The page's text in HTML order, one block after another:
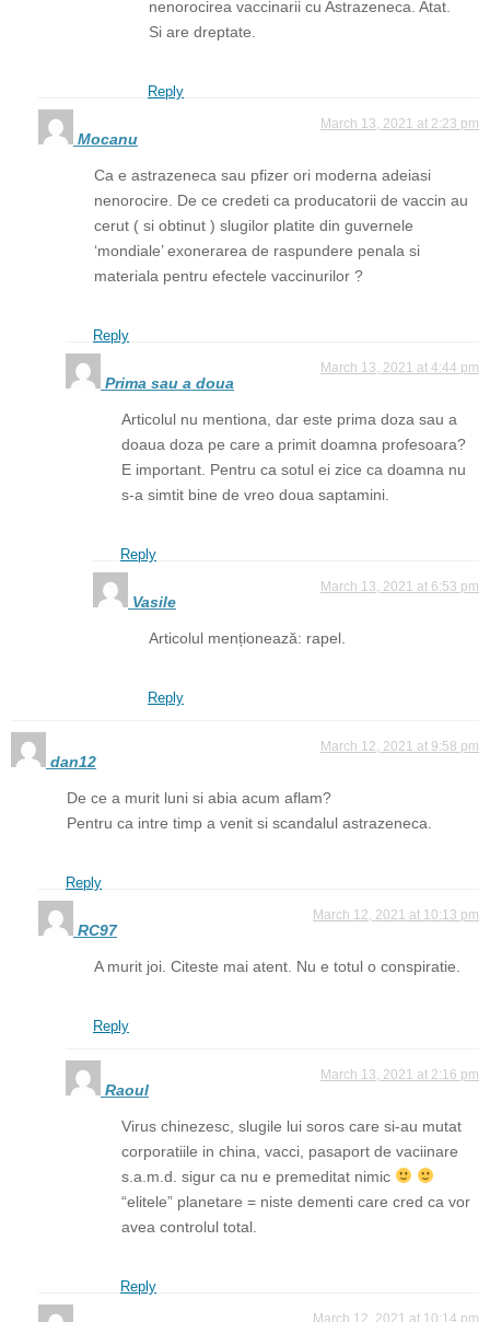
nenorocirea vaccinarii cu Astrazeneca. Atat.
Si are dreptate.
Reply
Mocanu
March 13, 2021 at 2:23 pm
Ca e astrazeneca sau pfizer ori moderna adeiasi
nenorocire. De ce credeti ca producatorii de vaccin au
cerut ( si obtinut ) slugilor platite din guvernele
‘mondiale’ exonerarea de raspundere penala si
materiala pentru efectele vaccinurilor ?
Reply
Prima sau a doua
March 13, 2021 at 4:44 pm
Articolul nu mentiona, dar este prima doza sau a
doaua doza pe care a primit doamna profesoara?
E important. Pentru ca sotul ei zice ca doamna nu
s-a simtit bine de vreo doua saptamini.
Reply
Vasile
March 13, 2021 at 6:53 pm
Articolul menționează: rapel.
Reply
dan12
March 12, 2021 at 9:58 pm
De ce a murit luni si abia acum aflam?
Pentru ca intre timp a venit si scandalul astrazeneca.
Reply
RC97
March 12, 2021 at 10:13 pm
A murit joi. Citeste mai atent. Nu e totul o conspiratie.
Reply
Raoul
March 13, 2021 at 2:16 pm
Virus chinezesc, slugile lui soros care si-au mutat
corporatiile in china, vacci, pasaport de vaciinare
s.a.m.d. sigur ca nu e premeditat nimic
“elitele” planetare = niste dementi care cred ca vor
avea controlul total.
Reply
March 12, 2021 at 10:14 pm